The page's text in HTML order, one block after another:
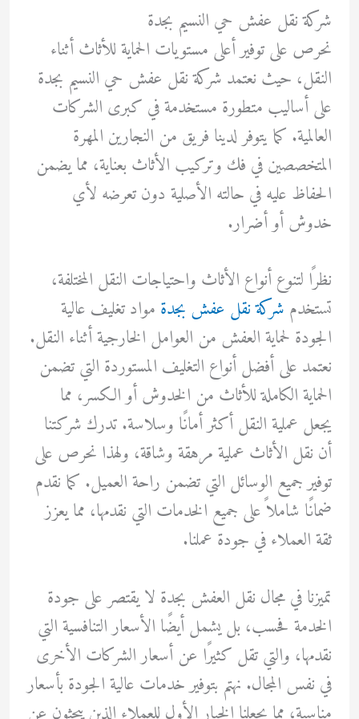
شركة نقل عفش حي النسيم بجدة
نحرص على توفير أعلى مستويات الحماية للأثاث أثناء
النقل، حيث نعتمد شركة نقل عفش حي النسيم بجدة
على أساليب متطورة مستخدمة في كبرى الشركات
العالمية. كما يتوفر لدينا فريق من النجارين المهرة
المتخصصين في فك وتركيب الأثاث بعناية، مما يضمن
الحفاظ عليه في حالته الأصلية دون تعرضه لأي
خدوش أو أضرار.
نظرًا لتنوع أنواع الأثاث واحتياجات النقل المختلفة،
تستخدم شركة نقل عفش بجدة مواد تغليف عالية
الجودة لحماية العفش من العوامل الخارجية أثناء النقل.
نعتمد على أفضل أنواع التغليف المستوردة التي تضمن
الحماية الكاملة للأثاث من الخدوش أو الكسر، مما
يجعل عملية النقل أكثر أمانًا وسلاسة. تدرك شركتنا
أن نقل الأثاث عملية مرهقة وشاقة، ولهذا نحرص على
توفير جميع الوسائل التي تضمن راحة العميل. كما نقدم
ضمانًا شاملاً على جميع الخدمات التي نقدمها، مما يعزز
ثقة العملاء في جودة عملنا.
تميزنا في مجال نقل العفش بجدة لا يقتصر على جودة
الخدمة فحسب، بل يشمل أيضًا الأسعار التنافسية التي
نقدمها، والتي تقل كثيرًا عن أسعار الشركات الأخرى
في نفس المجال. نهتم بتوفير خدمات عالية الجودة بأسعار